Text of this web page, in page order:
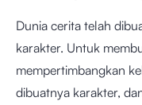
Dunia cerita telah
karakter. Untuk
mempertimbangkan
dibuatnya karakter,